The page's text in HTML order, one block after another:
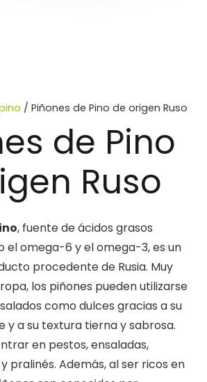
/ Piñones de Pino de origen Ruso
de Pino
Ruso
, fuente de ácidos grasos
el omega-6 y el omega-3, es un
procedente de Rusia. Muy
los piñones pueden utilizarse
como dulces gracias a su
y a su textura tierna y sabrosa.
en pestos, ensaladas,
pralinés. Además, al ser ricos en